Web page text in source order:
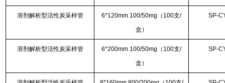
溶剂解析型活性炭采样管
6*120mm 100/50mg（100支/
盒）
SP-
溶剂解析型活性炭采样管
6*200mm 100/50mg（100支/
盒）
SP-